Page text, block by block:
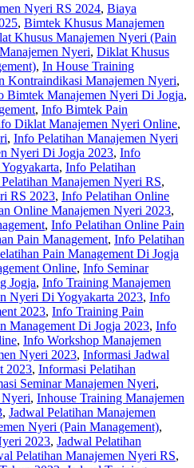
Nyeri RS 2024, Biaya
, Bimtek Khusus Manajemen
Khusus Manajemen Nyeri (Pain
Nyeri, Diklat Khusus
, In House Training
Kontraindikasi Manajemen Nyeri,
Bimtek Manajemen Nyeri Di Jogja,
, Info Bimtek Pain
Diklat Manajemen Nyeri Online,
, Info Pelatihan Manajemen Nyeri
Nyeri Di Jogja 2023, Info
, Info Pelatihan
Manajemen Nyeri RS,
RS 2023, Info Pelatihan Online
Online Manajemen Nyeri 2023,
, Info Pelatihan Online Pain
Pain Management, Info Pelatihan
Pain Management Di Jogja
Online, Info Seminar
Jogja, Info Training Manajemen
Nyeri Di Yogyakarta 2023, Info
2023, Info Training Pain
Management Di Jogja 2023, Info
, Info Workshop Manajemen
Nyeri 2023, Informasi Jadwal
2023, Informasi Pelatihan
Seminar Manajemen Nyeri,
, Inhouse Training Manajemen
, Jadwal Pelatihan Manajemen
Nyeri (Pain Management),
2023, Jadwal Pelatihan
Pelatihan Manajemen Nyeri RS,